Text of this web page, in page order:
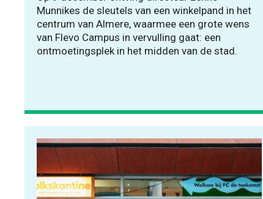
Munnikes de sleutels van een winkelpand in het
centrum van Almere, waarmee een grote wens
van Flevo Campus in vervulling gaat: een
ontmoetingsplek in het midden van de stad.